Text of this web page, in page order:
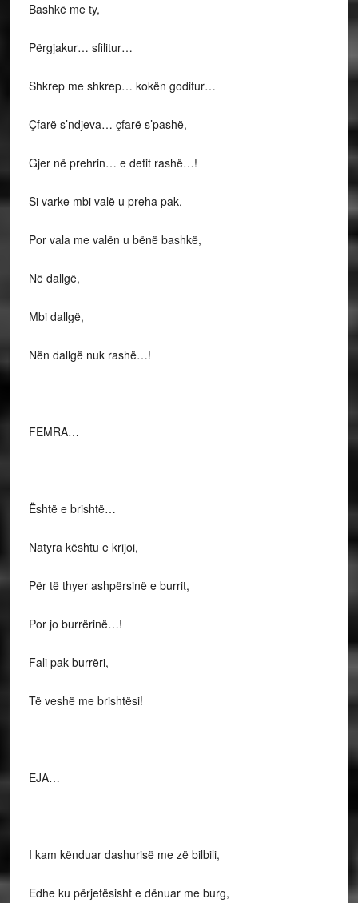
Bashkë me ty,
Përgjakur… sfilitur…
Shkrep me shkrep… kokën goditur…
Çfarë s’ndjeva… çfarë s’pashë,
Gjer në prehrin… e detit rashë…!
Si varke mbi valë u preha pak,
Por vala me valën u bënë bashkë,
Në dallgë,
Mbi dallgë,
Nën dallgë nuk rashë…!
FEMRA…
Është e brishtë…
Natyra kështu e krijoi,
Për të thyer ashpërsinë e burrit,
Por jo burrërinë…!
Fali pak burrëri,
Të veshë me brishtësi!
EJA…
I kam kënduar dashurisë me zë bilbili,
Edhe ku përjetësisht e dënuar me burg,